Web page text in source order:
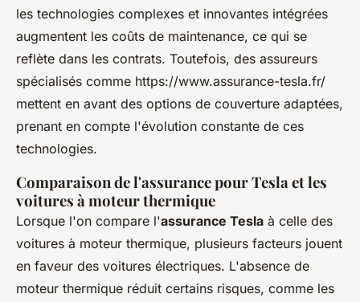
les technologies complexes et innovantes intégrées
augmentent les coûts de maintenance, ce qui se
reflète dans les contrats. Toutefois, des assureurs
spécialisés comme https://www.assurance-tesla.fr/
mettent en avant des options de couverture adaptées,
prenant en compte l'évolution constante de ces
technologies.
Comparaison de l'assurance pour Tesla et les
voitures à moteur thermique
Lorsque l'on compare l'assurance Tesla à celle des
voitures à moteur thermique, plusieurs facteurs jouent
en faveur des voitures électriques. L'absence de
moteur thermique réduit certains risques, comme les